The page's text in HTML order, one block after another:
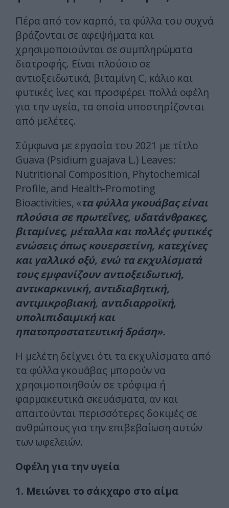
Πέρα από τον καρπό, τα φύλλα του συχνά
βράζονται σε αφεψήματα και
χρησιμοποιούνται σε συμπληρώματα
διατροφής. Είναι πλούσιο σε
αντιοξειδωτικά, βιταμίνη C, κάλιο και
φυτικές ίνες και προσφέρει πολλά οφέλη
για την υγεία, τα οποία υποστηρίζονται
από μελέτες.
Σύμφωνα με εργασία του 2021 με τίτλο
Guava (Psidium guajava L.) Leaves:
Nutritional Composition, Phytochemical
Profile, and Health‑Promoting
Bioactivities, «τα φύλλα γκουάβας είναι
πλούσια σε πρωτεΐνες, υδατάνθρακες,
βιταμίνες, μέταλλα και πολλές φυτικές
ενώσεις όπως κουερσετίνη, κατεχίνες
και γαλλικό οξύ, ενώ τα εκχυλίσματά
τους εμφανίζουν αντιοξειδωτική,
αντικαρκινική, αντιδιαβητική,
αντιμικροβιακή, αντιδιαρροϊκή,
υπολιπιδαιμική και
ηπατοπροστατευτική δράση».
Η μελέτη δείχνει ότι τα εκχυλίσματα από
τα φύλλα γκουάβας μπορούν να
χρησιμοποιηθούν σε τρόφιμα ή
φαρμακευτικά σκευάσματα, αν και
απαιτούνται περισσότερες δοκιμές σε
ανθρώπους για την επιβεβαίωση αυτών
των ωφελειών.
Οφέλη για την υγεία
1. Μειώνει το σάκχαρο στο αίμα